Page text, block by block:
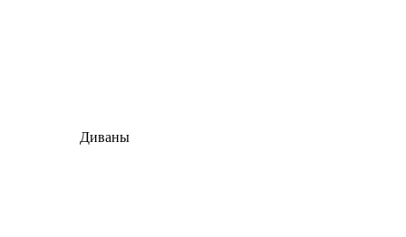
Диваны